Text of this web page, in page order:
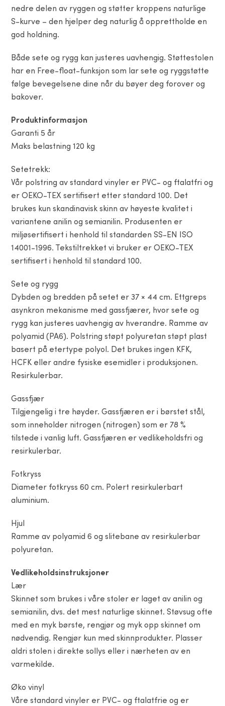
nedre delen av ryggen og støtter kroppens naturlige
S-kurve – den hjelper deg naturlig å opprettholde en
god holdning.
Både sete og rygg kan justeres uavhengig. Støttestolen
har en Free-float-funksjon som lar sete og ryggstøtte
følge bevegelsene dine når du bøyer deg forover og
bakover.
Produktinformasjon
Garanti 5 år
Maks belastning 120 kg
Setetrekk:
Vår polstring av standard vinyler er PVC- og ftalatfri og
er OEKO-TEX sertifisert etter standard 100. Det
brukes kun skandinavisk skinn av høyeste kvalitet i
variantene anilin og semianilin. Produsenten er
miljøsertifisert i henhold til standarden SS-EN ISO
14001-1996. Tekstiltrekket vi bruker er OEKO-TEX
sertifisert i henhold til standard 100.
Sete og rygg
Dybden og bredden på setet er 37 × 44 cm. Ettgreps
asynkron mekanisme med gassfjærer, hvor sete og
rygg kan justeres uavhengig av hverandre. Ramme av
polyamid (PA6). Polstring støpt polyuretan støpt plast
basert på etertype polyol. Det brukes ingen KFK,
HCFK eller andre fysiske esemidler i produksjonen.
Resirkulerbar.
Gassfjær
Tilgjengelig i tre høyder. Gassfjæren er i børstet stål,
som inneholder nitrogen (nitrogen) som er 78 %
tilstede i vanlig luft. Gassfjæren er vedlikeholdsfri og
resirkulerbar.
Fotkryss
Diameter fotkryss 60 cm. Polert resirkulerbart
aluminium.
Hjul
Ramme av polyamid 6 og slitebane av resirkulerbar
polyuretan.
Vedlikeholdsinstruksjoner
Lær
Skinnet som brukes i våre stoler er laget av anilin og
semianilin, dvs. det mest naturlige skinnet. Støvsug ofte
med en myk børste, rengjør og myk opp skinnet om
nødvendig. Rengjør kun med skinnprodukter. Plasser
aldri stolen i direkte sollys eller i nærheten av en
varmekilde.
Øko vinyl
Våre standard vinyler er PVC- og ftalatfrie og er